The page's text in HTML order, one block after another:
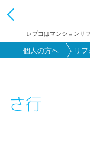
レプコはマンションリ
個人の方へ リ
さ行